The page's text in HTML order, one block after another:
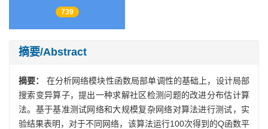
739
摘要/Abstract
摘要： 在分析网络模块性函数局部单调性的基础上，设计局部
搜索变异算子，提出一种求解社区检测问题的改进分布估计算
法。基于基准测试网络和大规模复杂网络对算法进行测试，实
验结果表明，对于不同网络，该算法运行100次得到的Q函数平